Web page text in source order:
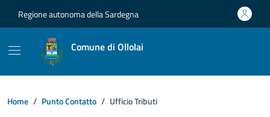
Regione autonoma della Sardegna
Comune di Ollolai
Home Punto Contatto Ufficio Tributi